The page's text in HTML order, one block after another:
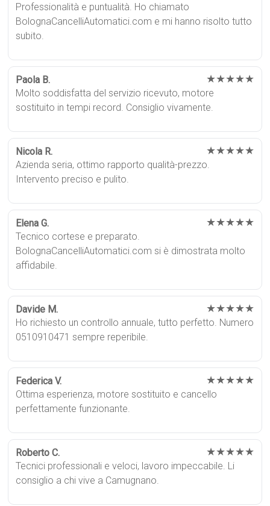
Professionalità e puntualità. Ho chiamato
BolognaCancelliAutomatici.com e mi hanno risolto tutto
subito.
Paola B. ★★★★★
Molto soddisfatta del servizio ricevuto, motore
sostituito in tempi record. Consiglio vivamente.
Nicola R. ★★★★★
Azienda seria, ottimo rapporto qualità-prezzo.
Intervento preciso e pulito.
Elena G. ★★★★★
Tecnico cortese e preparato.
BolognaCancelliAutomatici.com si è dimostrata molto
affidabile.
Davide M. ★★★★★
Ho richiesto un controllo annuale, tutto perfetto. Numero
0510910471 sempre reperibile.
Federica V. ★★★★★
Ottima esperienza, motore sostituito e cancello
perfettamente funzionante.
Roberto C. ★★★★★
Tecnici professionali e veloci, lavoro impeccabile. Li
consiglio a chi vive a Camugnano.